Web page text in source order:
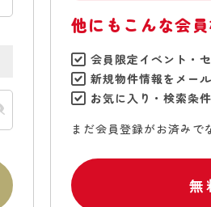
他にもこんな会
会員限定イベント・
新規物件情報をメー
お気に入り・検索条
まだ会員登録がお済みで
無